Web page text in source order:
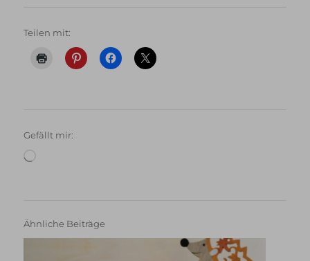
Teilen mit:
Gefällt mir:
Ähnliche Beiträge